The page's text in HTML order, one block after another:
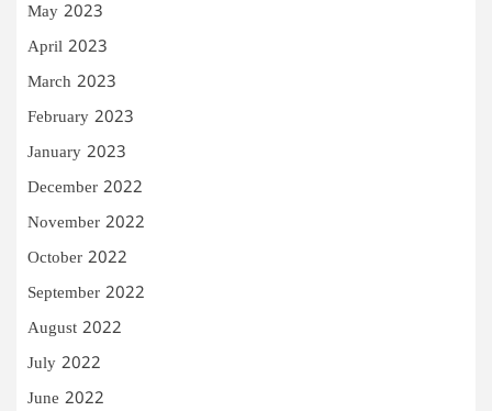
May 2023
April 2023
March 2023
February 2023
January 2023
December 2022
November 2022
October 2022
September 2022
August 2022
July 2022
June 2022